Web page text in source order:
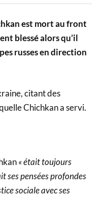
est mort au front
blessé alors qu’il
russes en direction
citant des
Chichkan a servi.
« était toujours
ses pensées profondes
sociale avec ses